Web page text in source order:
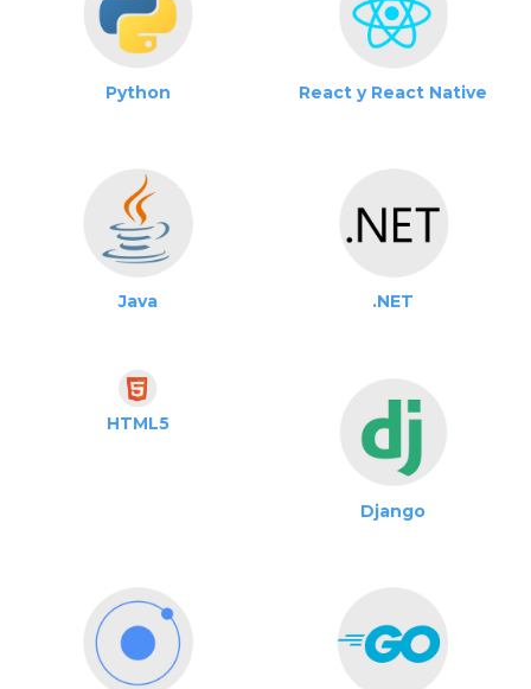
Python React y React Native
Java .NET
HTML5
Django